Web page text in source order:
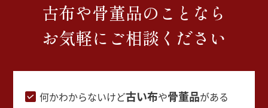
古布や骨董品のことなら
お気軽にご相談ください
何かわからないけど古い布や骨董品がある